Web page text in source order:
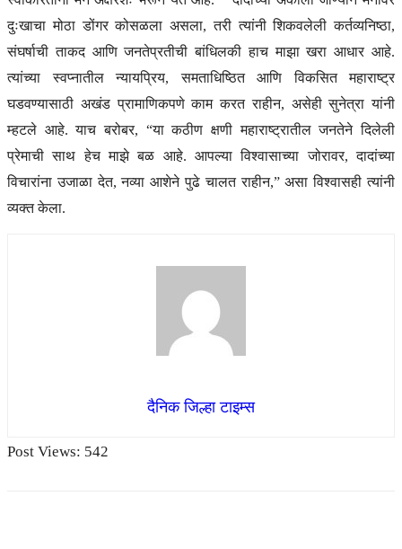
दुःखाचा मोठा डोंगर कोसळला असला, तरी त्यांनी शिकवलेली कर्तव्यनिष्ठा,
संघर्षाची ताकद आणि जनतेप्रतीची बांधिलकी हाच माझा खरा आधार आहे.
त्यांच्या स्वप्नातील न्यायप्रिय, समताधिष्ठित आणि विकसित महाराष्ट्र
घडवण्यासाठी अखंड प्रामाणिकपणे काम करत राहीन, असेही सुनेत्रा यांनी
म्हटले आहे. याच बरोबर, “या कठीण क्षणी महाराष्ट्रातील जनतेने दिलेली
प्रेमाची साथ हेच माझे बळ आहे. आपल्या विश्वासाच्या जोरावर, दादांच्या
विचारांना उजाळा देत, नव्या आशेने पुढे चालत राहीन,” असा विश्वासही त्यांनी
व्यक्त केला.
दैनिक जिल्हा टाइम्स
Post Views: 542